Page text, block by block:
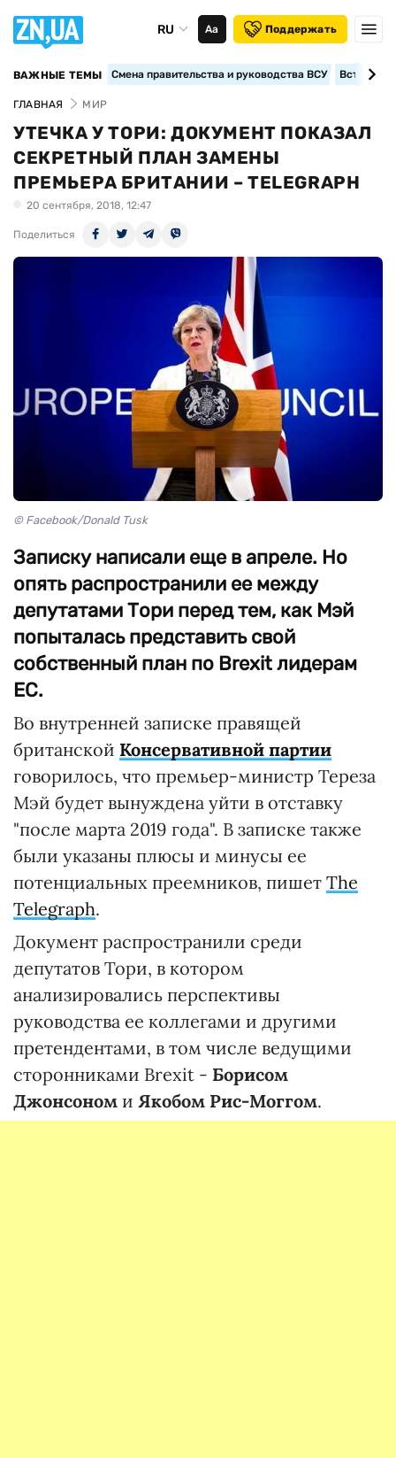
RU Аа Поддержать
ВАЖНЫЕ ТЕМЫ Смена правительства и руководства ВСУ
ГЛАВНАЯ МИР
УТЕЧКА У ТОРИ: ДОКУМЕНТ ПОКАЗАЛ
СЕКРЕТНЫЙ ПЛАН ЗАМЕНЫ
ПРЕМЬЕРА БРИТАНИИ – TELEGRAPH
20 сентября, 2018, 12:47
Поделиться
© Facebook/Donald Tusk
Записку написали еще в апреле. Но
опять распространили ее между
депутатами Тори перед тем, как Мэй
попыталась представить свой
собственный план по Brexit лидерам
ЕС.
Во внутренней записке правящей
британской Консервативной партии
говорилось, что премьер-министр Тереза ​​
Мэй будет вынуждена уйти в отставку
"после марта 2019 года". В записке также
были указаны плюсы и минусы ее
потенциальных преемников, пишет The
Telegraph.
Документ распространили среди
депутатов Тори, в котором
анализировались перспективы
руководства ее коллегами и другими
претендентами, в том числе ведущими
сторонниками Brexit - Борисом
Джонсоном и Якобом Рис-Моггом.